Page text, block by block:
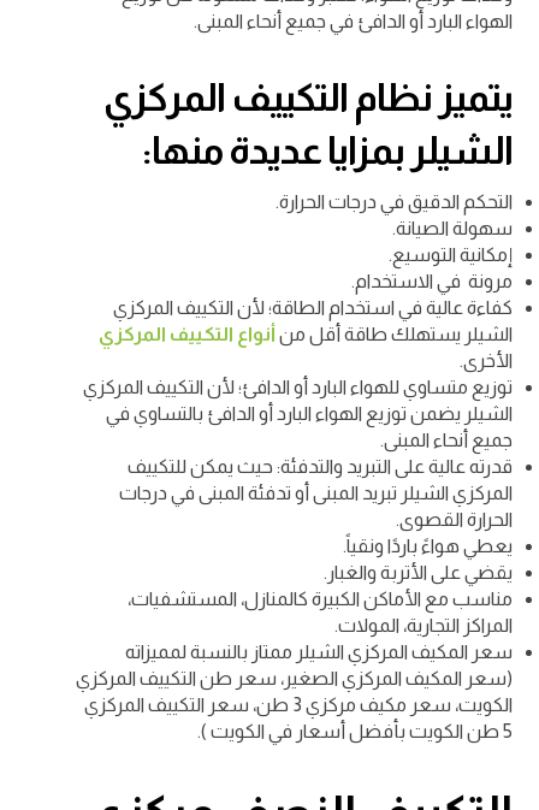
الهواء البارد أو الدافئ في جميع أنحاء المبنى.
يتميز نظام التكييف المركزي
الشيلر بمزايا عديدة منها:
التحكم الدقيق في درجات الحرارة.
سهولة الصيانة.
إمكانية التوسيع.
مرونة في الاستخدام.
كفاءة عالية في استخدام الطاقة؛ لأن التكييف المركزي
الشيلر يستهلك طاقة أقل من أنواع التكييف المركزي
الأخرى.
توزيع متساوي للهواء البارد أو الدافئ؛ لأن التكييف المركزي
الشيلر يضمن توزيع الهواء البارد أو الدافئ بالتساوي في
جميع أنحاء المبنى.
قدرته عالية على التبريد والتدفئة: حيث يمكن للتكييف
المركزي الشيلر تبريد المبنى أو تدفئة المبنى في درجات
الحرارة القصوى.
يعطي هواءً باردًا ونقياً.
يقضي على الأتربة والغبار.
مناسب مع الأماكن الكبيرة كالمنازل، المستشفيات،
المراكز التجارية، المولات.
سعر المكيف المركزي الشيلر ممتاز بالنسبة لمميزاته
(سعر المكيف المركزي الصغير، سعر طن التكييف المركزي
الكويت، سعر مكيف مركزي 3 طن، سعر التكييف المركزي
5 طن الكويت بأفضل أسعار في الكويت ).